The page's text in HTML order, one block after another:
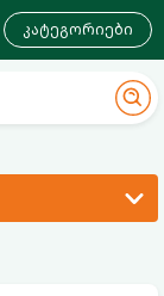
კატეგორიები